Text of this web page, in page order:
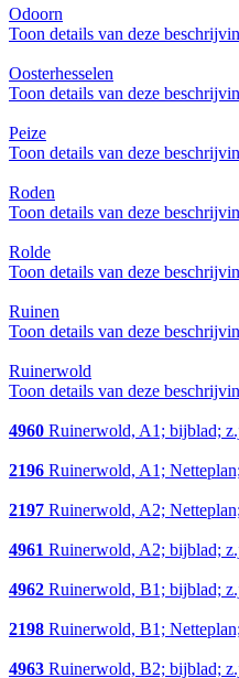
Odoorn
Toon details van deze
Oosterhesselen
Toon details van deze
Peize
Toon details van deze
Roden
Toon details van deze
Rolde
Toon details van deze
Ruinen
Toon details van deze
Ruinerwold
Toon details van deze
4960 Ruinerwold, A1; bijblad;
2196 Ruinerwold, A1;
2197 Ruinerwold, A2;
4961 Ruinerwold, A2; bijblad;
4962 Ruinerwold, B1; bijblad;
2198 Ruinerwold, B1;
4963 Ruinerwold, B2; bijblad;